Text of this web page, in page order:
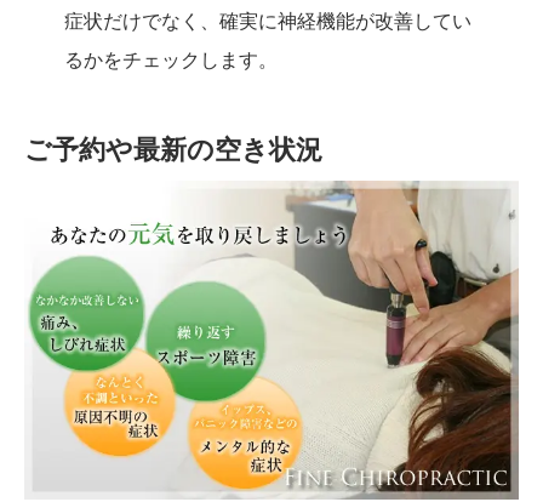
症状だけでなく、確実に神経機能が改善してい
るかをチェックします。
ご予約や最新の空き状況